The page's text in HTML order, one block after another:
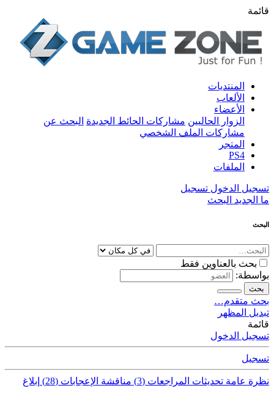
قائمة
المنتديات
الألعاب
الأعضاء
الزوار الحاليين مشاركات الحائط الجديدة البحث عن
مشاركات الملف الشخصي
المتجر
PS4
الملفات
تسجيل الدخول تسجيل
ما الجديد البحث
البحث
بحث بالعناوين فقط
بواسطة:
بحث
بحث متقدم…
تبديل المظهر
قائمة
تسجيل الدخول
تسجيل
نظرة عامة تحديثات المراجعات (3) مناقشة الإعجابات (28) إبلاغ